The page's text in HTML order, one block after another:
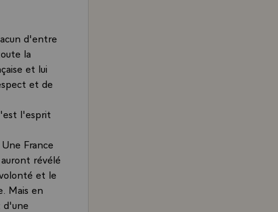
d'entre
la
et lui
et de
l'esprit
France
révélé
et le
Mais en
d'une